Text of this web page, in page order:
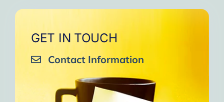
GET IN TOUCH
Contact Information